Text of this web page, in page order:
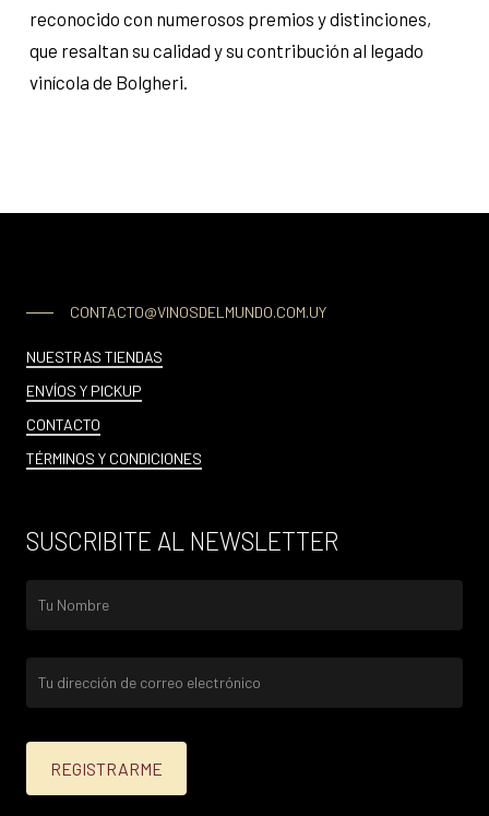
reconocido con numerosos premios y distinciones,
que resaltan su calidad y su contribución al legado
vinícola de Bolgheri.
CONTACTO@VINOSDELMUNDO.COM.UY
NUESTRAS TIENDAS
ENVÍOS Y PICKUP
CONTACTO
TÉRMINOS Y CONDICIONES
SUSCRIBITE AL NEWSLETTER